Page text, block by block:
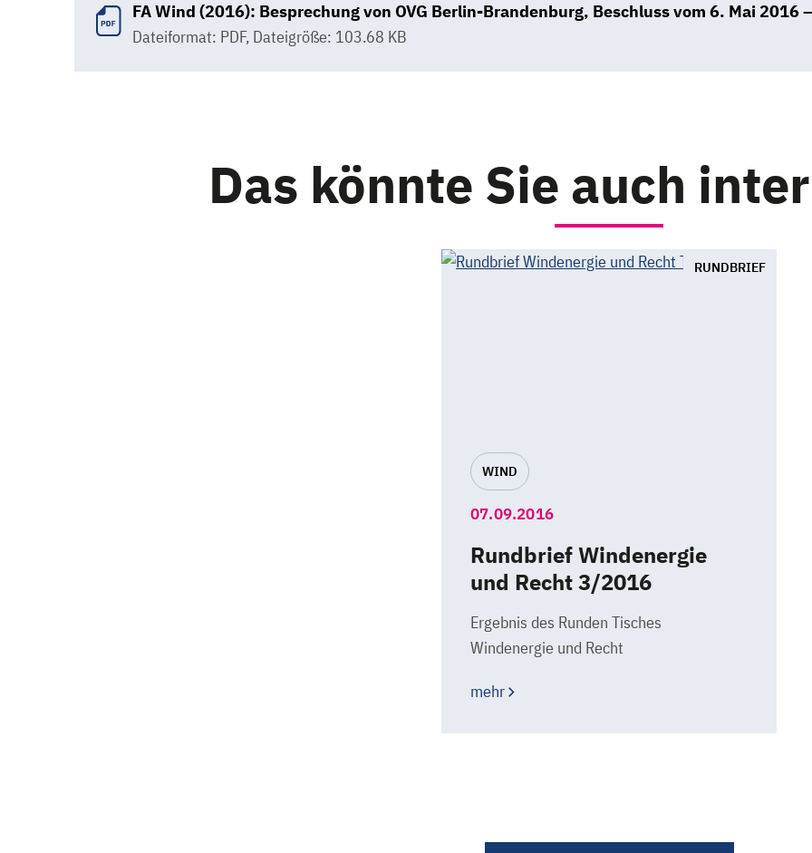
FA Wind (2016): Besprechung von OVG Berlin-Brandenburg, Beschluss vom 6. Mai 2016
Dateiformat: PDF, Dateigröße: 103.68 KB
Das könnte Sie auch
RUNDBRIEF
WIND
07.09.2016
Rundbrief Windenergie
und Recht 3/2016
Ergebnis des Runden Tisches
Windenergie und Recht
mehr